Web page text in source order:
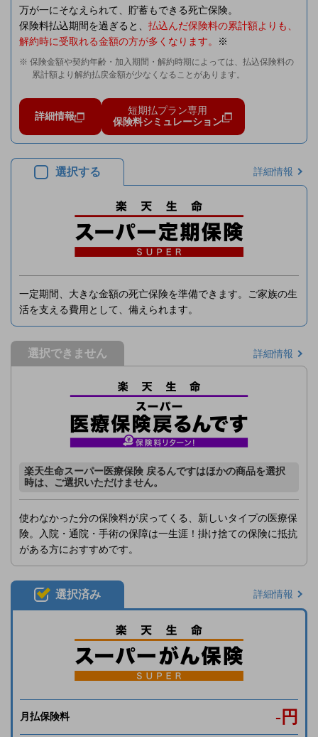
万が一にそなえられて、貯蓄もできる死亡保険。
保険料払込期間を過ぎると、 払込んだ保険料の累計額よりも、
解約時に受取れる金額の方が多くなります。
※
※ 保険金額や契約年齢・加入期間・解約時期によっては、払込保険料の
累計額より解約払戻金額が少なくなることがあります。
詳細情報
短期払プラン専用
保険料シミュレーション
選択する 詳細情報
一定期間、大きな金額の死亡保険を準備できます。ご家族の生
活を支える費用として、備えられます。
選択できません 詳細情報
楽天生命スーパー医療保険 戻るんですはほかの商品を選択
時は、ご選択いただけません。
使わなかった分の保険料が戻ってくる、新しいタイプの医療保
険。入院・通院・手術の保障は一生涯！掛け捨ての保険に抵抗
がある方におすすめです。
選択済み 詳細情報
月払保険料 - 円